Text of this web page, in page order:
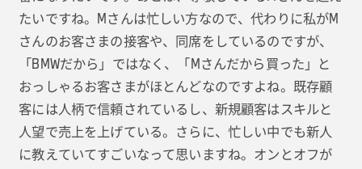
たいですね。Mさんは忙しい方なので、代わりに私がM
さんのお客さまの接客や、同席をしているのですが、
「BMWだから」ではなく、「Mさんだから買った」と
おっしゃるお客さまがほとんどなのですよね。既存顧
客には人柄で信頼されているし、新規顧客はスキルと
人望で売上を上げている。さらに、忙しい中でも新人
に教えていてすごいなって思いますね。オンとオフが